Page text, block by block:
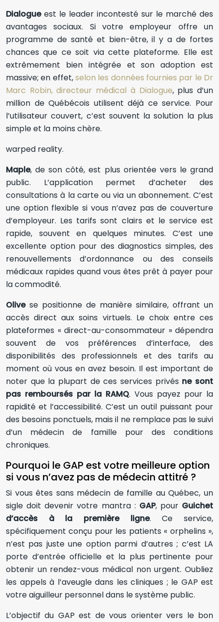
Dialogueest le leader incontesté sur le marché des
avantages sociaux. Si votre employeur offre un
programme de santé et bien-être, il y a de fortes
chances que ce soit via cette plateforme. Elle est
extrêmement bien intégrée et son adoption est
massive; en effet,selon les données fournies par le Dr
Marc Robin, directeur médical à Dialogue, plus d’un
million de Québécois utilisent déjà ce service. Pour
l’utilisateur couvert, c’est souvent la solution la plus
simple et la moins chère.
warped reality.
Maple, de son côté, est plus orientée vers le grand
public. L’application permet d’acheter des
consultations à la carte ou via un abonnement. C’est
une option flexible si vous n’avez pas de couverture
d’employeur. Les tarifs sont clairs et le service est
rapide, souvent en quelques minutes. C’est une
excellente option pour des diagnostics simples, des
renouvellements d’ordonnance ou des conseils
médicaux rapides quand vous êtes prêt à payer pour
la commodité.
Olivese positionne de manière similaire, offrant un
accès direct aux soins virtuels. Le choix entre ces
plateformes « direct-au-consommateur » dépendra
souvent de vos préférences d’interface, des
disponibilités des professionnels et des tarifs au
moment où vous en avez besoin. Il est important de
noter que la plupart de ces services privés ne sont
pas remboursés par la RAMQ. Vous payez pour la
rapidité et l’accessibilité. C’est un outil puissant pour
des besoins ponctuels, mais il ne remplace pas le suivi
d’un médecin de famille pour des conditions
chroniques.
Pourquoi le GAP est votre meilleure option
si vous n’avez pas de médecin attitré ?
Si vous êtes sans médecin de famille au Québec, un
sigle doit devenir votre mantra : GAP, pour Guichet
d’accès à la première ligne. Ce service,
spécifiquement conçu pour les patients « orphelins »,
n’est pas juste une option parmi d’autres ; c’est LA
porte d’entrée officielle et la plus pertinente pour
obtenir un rendez-vous médical non urgent. Oubliez
les appels à l’aveugle dans les cliniques ; le GAP est
votre aiguilleur personnel dans le système public.
L’objectif du GAP est de vous orienter vers le bon